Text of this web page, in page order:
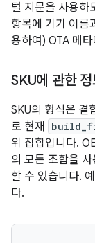
털 지문을 사용하
항목에 기기 이름
용하여) OTA 메
SKU에 관한
SKU의 형식은 결
로 현재
위 집합입니다.
의 모든 조합을
할 수 있습니다.
다.